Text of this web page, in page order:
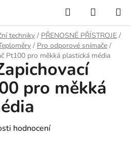
Hledat
KOŠÍK
techniky / PŘENOSNÉ PŘÍSTROJE /
/ Pro odporové snímače /
Pt100 pro měkká plastická média
pro měkká
hodnocení